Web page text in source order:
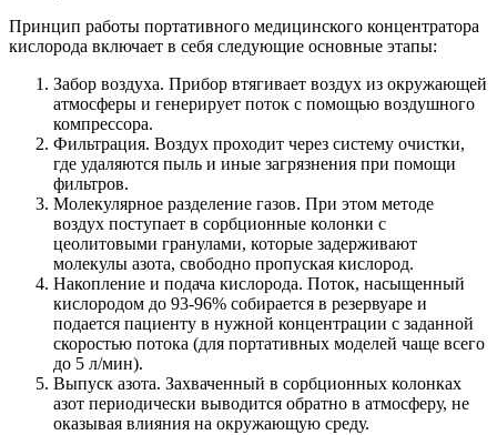
Принцип работы портативного медицинского концентратора
кислорода включает в себя следующие основные этапы:
Забор воздуха. Прибор втягивает воздух из окружающей
атмосферы и генерирует поток с помощью воздушного
компрессора.
Фильтрация. Воздух проходит через систему очистки,
где удаляются пыль и иные загрязнения при помощи
фильтров.
Молекулярное разделение газов. При этом методе
воздух поступает в сорбционные колонки с
цеолитовыми гранулами, которые задерживают
молекулы азота, свободно пропуская кислород.
Накопление и подача кислорода. Поток, насыщенный
кислородом до 93-96% собирается в резервуаре и
подается пациенту в нужной концентрации с заданной
скоростью потока (для портативных моделей чаще всего
до 5 л/мин).
Выпуск азота. Захваченный в сорбционных колонках
азот периодически выводится обратно в атмосферу, не
оказывая влияния на окружающую среду.